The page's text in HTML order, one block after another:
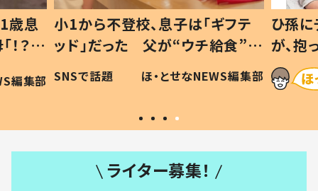
歳息
？」
編集部
小1から不登校、息子は「ギフテ
ッド」だった 父が“ウチ給食”を
作り続ける理由とは #令和の親
#令和の子
SNSで話題 ほ・とせなNEWS編集部
ひ孫
が、
「涙が
い」
ライター募集！